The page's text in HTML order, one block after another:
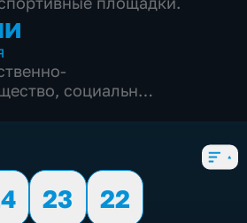
, социально-
23
22